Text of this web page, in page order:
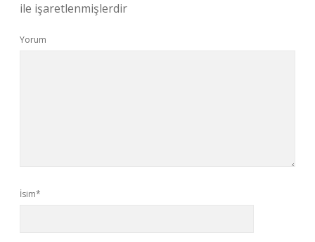
ile işaretlenmişlerdir
Yorum
İsim*